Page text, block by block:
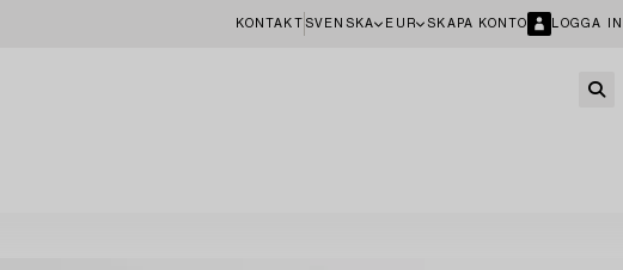
KONTAKT SVENSKA EUR SKAPA KONTO LOGGA IN